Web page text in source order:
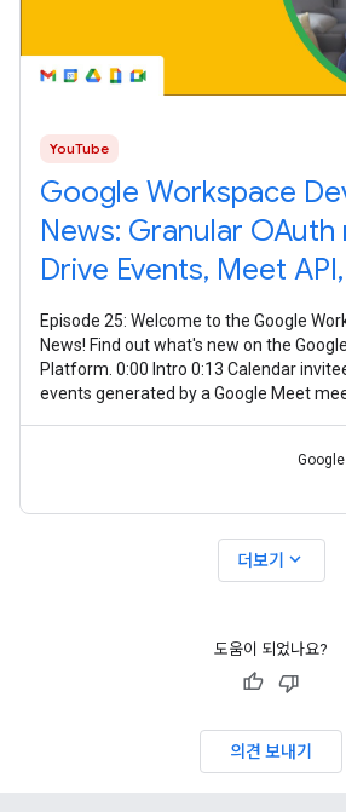
YouTube
Google Workspace
News: Granular
Drive Events, Meet
Episode 25: Welcome to the Google
News! Find out what's new on the
Platform. 0:00 Intro 0:13 Calendar
events generated by a Google Meet
더보기 expand_more
도움이 되었나요?
의견 보내기